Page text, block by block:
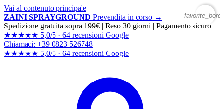
Vai al contenuto principale
ZAINI SPRAYGROUND Prevendita in corso →
Spedizione gratuita sopra 199€ | Reso 30 giorni | Pagamento sicuro
★★★★★ 5,0/5 · 64 recensioni Google
Chiamaci: +39 0823 526748
★★★★★ 5,0/5 · 64 recensioni Google